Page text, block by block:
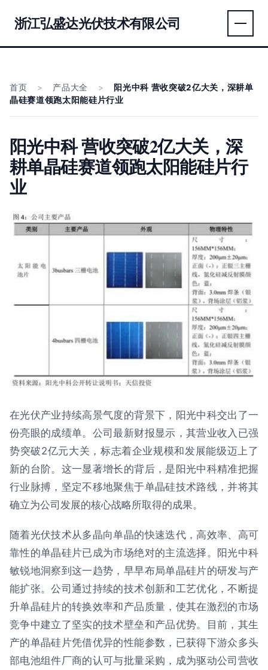
浙江弘盛达光伏技术有限公司
首页 > 产品大全 >
阳光中科 营收突破2亿大关，深耕单
晶硅赛道领跑太阳能硅片行业
阳光中科 营收突破2亿大关，深
耕单晶硅赛道领跑太阳能硅片行
业
在光伏产业持续高景气度的背景下，阳光中科交出了一
份亮眼的成绩单。公司最新财报显示，其营业收入已强
势突破2亿元大关，标志着企业规模和发展能级迈上了
新的台阶。这一显著增长的背后，是阳光中科精准把握
行业脉搏，坚定不移地聚焦于单晶硅技术路线，并将其
确立为公司发展的核心战略所取得的成果。
随着光伏技术从多晶向单晶的快速迭代，高效率、高可
靠性的单晶硅片已成为市场绝对的主流选择。阳光中科
敏锐地洞察到这一趋势，早早布局单晶硅片的研发与产
能扩张。公司通过持续的技术创新和工艺优化，不断提
升单晶硅片的转换效率和产品质量，使其在激烈的市场
竞争中建立了坚实的技术壁垒和产品优势。目前，其生
产的单晶硅片凭借优异的性能参数，已获得下游众多头
部电池组件厂商的认可与批量采购，成为驱动公司营收